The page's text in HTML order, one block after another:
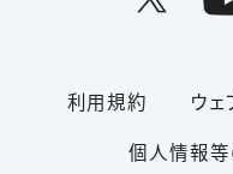
利用規約
ウ
個人情報等